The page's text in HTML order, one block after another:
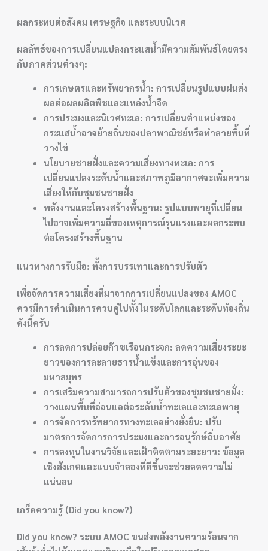
ผลกระทบต่อสังคม เศรษฐกิจ และระบบนิเวศ
ผลลัพธ์ของการเปลี่ยนแปลงกระแสน้ำมีความสัมพันธ์โดยตรง
กับภาคส่วนต่างๆ:
การเกษตรและทรัพยากรน้ำ: การเปลี่ยนรูปแบบฝนส่ง
ผลต่อผลผลิตพืชและแหล่งน้ำจืด
การประมงและนิเวศทะเล: การเปลี่ยนตำแหน่งของ
กระแสน้ำอาจย้ายถิ่นของปลาพาณิชย์หรือทำลายพื้นที่
วางไข่
นโยบายชายฝั่งและความเสี่ยงทางทะเล: การ
เปลี่ยนแปลงระดับน้ำและสภาพภูมิอากาศจะเพิ่มความ
เสี่ยงให้กับชุมชนชายฝั่ง
พลังงานและโครงสร้างพื้นฐาน: รูปแบบพายุที่เปลี่ยน
ไปอาจเพิ่มความถี่ของเหตุการณ์รุนแรงและผลกระทบ
ต่อโครงสร้างพื้นฐาน
แนวทางการรับมือ: ทั้งการบรรเทาและการปรับตัว
เพื่อจัดการความเสี่ยงที่มาจากการเปลี่ยนแปลงของ AMOC
ควรมีการดำเนินการควบคู่ไปทั้งในระดับโลกและระดับท้องถิ่น
ดังนี้ครับ
การลดการปล่อยก๊าซเรือนกระจก: ลดความเสี่ยงระยะ
ยาวของการละลายธารน้ำแข็งและการอุ่นของ
มหาสมุทร
การเสริมความสามารถการปรับตัวของชุมชนชายฝั่ง:
วางแผนพื้นที่อ่อนแอต่อระดับน้ำทะเลและทะเลพายุ
การจัดการทรัพยากรทางทะเลอย่างยั่งยืน: ปรับ
มาตรการจัดการการประมงและการอนุรักษ์ถิ่นอาศัย
การลงทุนในงานวิจัยและเฝ้าติดตามระยะยาว: ข้อมูล
เชิงสังเกตและแบบจำลองที่ดีขึ้นจะช่วยลดความไม่
แน่นอน
เกร็ดความรู้ (Did you know?)
Did you know? ระบบ AMOC ขนส่งพลังงานความร้อนจาก